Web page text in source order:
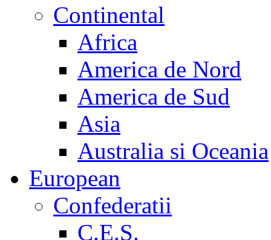
Continental
Africa
America de Nord
America de Sud
Asia
Australia si Oceania
European
Confederatii
C.E.S.